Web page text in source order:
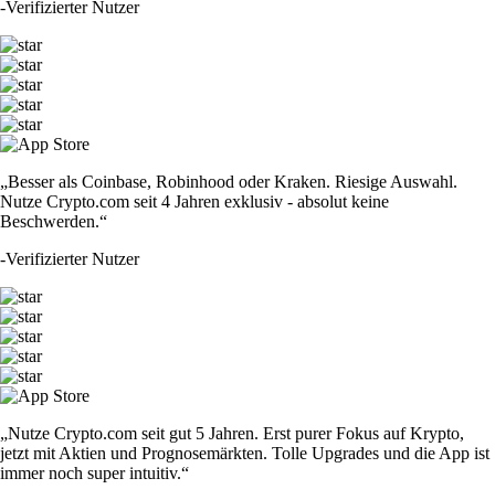
-Verifizierter Nutzer
„Besser als Coinbase, Robinhood oder Kraken. Riesige Auswahl.
Nutze Crypto.com seit 4 Jahren exklusiv - absolut keine
Beschwerden.“
-Verifizierter Nutzer
„Nutze Crypto.com seit gut 5 Jahren. Erst purer Fokus auf Krypto,
jetzt mit Aktien und Prognosemärkten. Tolle Upgrades und die App ist
immer noch super intuitiv.“